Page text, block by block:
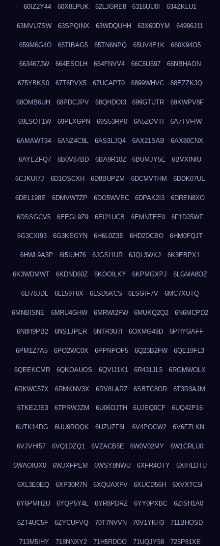
60IZ2Y44 60X8LPUK 62LJGRE8 6316UU0I 634ZKLU1
63MVU7SW 63SPQINX 63WDQUHH 63X60DYM 64996J11
659M6G4O 65TIBAG5 65TN6NPQ 65UV4E1K 660K94O5
663467JW 664ESOLH 664FNVV4 66C6U597 66NBHAON
675YBKS0 67T6PVX5 67UCAPT0 6899WHVC 68EZZKJQ
68OMB6UH 68PDCJPV 68QHDOI3 699GTUTR 69KWPV8F
69LSOT1W 69PLXGPN 69S53RP0 6A5ZOVTI 6A7TVFIW
6AMAWT34 6ANZ4C8L 6AS3LJQ4 6AX21SAB 6AX80CNX
6AYEZFQ7 6B0V87BD 6BA9R10Z 6BUMJY5E 6BVXINIU
6CJKUI7J 6D1OSCXH 6D8BUPZM 6DCMVTHM 6DDK07UL
6DEL198E 6DMVW7ZP 6DO5WVEC 6DPAK2I3 6DREN8XO
6DSSGCV5 6EEGL9Z9 6EI21UCB 6EMNTEE0 6F1DJ5WF
6G3CXI93 6G3KEGYN 6H6L0Z3E 6HD2DCBO 6HM0FQJT
6HWL9A3P 6I5IUH76 6JGSI1UR 6JQL3WKJ 6K3EBPX1
6K3WDMWT 6KDND60Z 6KOOILKY 6KPMGXPJ 6LGMA8OZ
6LI78JDL 6LL59T6X 6LSD5KCS 6LSGIF7V 6MC7XUTQ
6MNBISNE 6MRU4GHW 6MRWI2FW 6MUKQ2Q2 6N6MCPD2
6N8H9PB2 6NS1JPER 6NTR3U7I 6OXMG49D 6PHYGAFF
6PM1Z7A5 6PO2WC0X 6PPNPOF5 6Q23B2FW 6QE19FL3
6QEEKCMR 6QKOAUOS 6QVIJ1K1 6R431JL5 6RGMWOLX
6RKWC57X 6RMKNV3X 6RV8LARZ 6SBTC8OR 6T3R3AJM
6TKE2JE3 6TPRWJZM 6U06OJTH 6UJEQ0CF 6UQ42P16
6UTK14DG 6UU9ROQK 6UZUZF6L 6V4POCW2 6V6FZLKN
6VJVHI57 6VQ1DZQ1 6VZACB5E 6W0V02MY 6W1CRLU0
6WAOIUX0 6WJXFPEM 6WSY8NWU 6XFR4OTY 6XIHLDTU
6XL3E0EQ 6XP30R7N 6XQUAXFV 6XUCD56H 6XVXTC5I
6Y6PMH2U 6YQP5Y4L 6YR8PDRZ 6YY0PXBC 6ZISH1A0
6ZT4UC5F 6ZYCUFVQ 70T7NVVN 70V1YKH3 711BHOSD
713M5IHY 718NNXY2 71H5RDOO 71UQJY58 725P81XE